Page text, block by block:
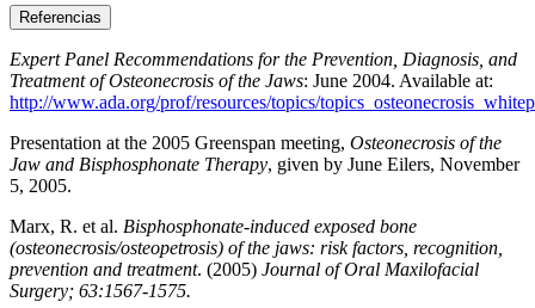
Referencias
Expert Panel Recommendations for the Prevention, Diagnosis, and
Treatment of Osteonecrosis of the Jaws: June 2004. Available at:
http://www.ada.org/prof/resources/topics/
Presentation at the 2005 Greenspan meeting, Osteonecrosis of the
Jaw and Bisphosphonate Therapy, given by June Eilers, November
5, 2005.
Marx, R. et al. Bisphosphonate-induced exposed bone
(osteonecrosis/osteopetrosis) of the jaws: risk factors, recognition,
prevention and treatment. (2005) Journal of Oral Maxilofacial
Surgery; 63:1567-1575.